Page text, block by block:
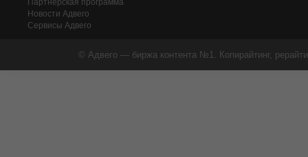
Партнерская программа
Новости Адвего
Сервисы Адвего
© Адвего — биржа контента №1. Копирайтинг,